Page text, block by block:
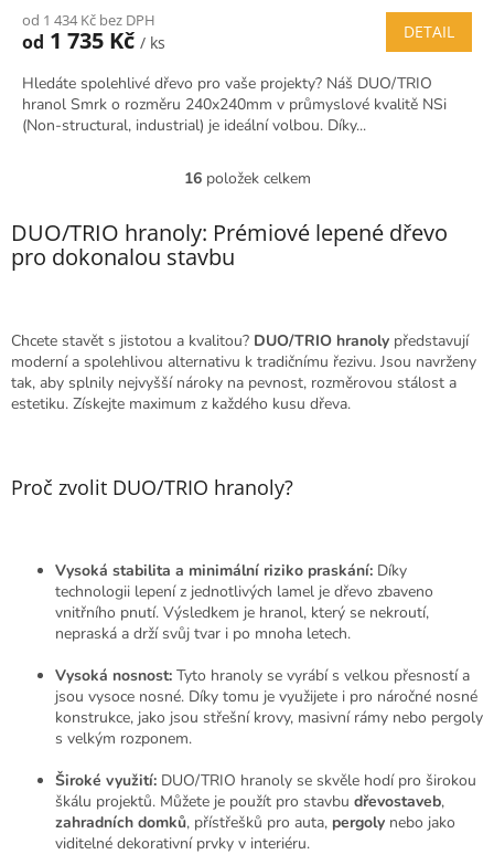
od 1 434 Kč bez DPH
od 1 735 Kč / ks
DETAIL
Hledáte spolehlivé dřevo pro vaše projekty? Náš DUO/TRIO
hranol Smrk o rozměru 240x240mm v průmyslové kvalitě NSi
(Non-structural, industrial) je ideální volbou. Díky...
O
l
í
p
r
v
ý
p
u
16položek celkem
DUO/TRIO hranoly: Prémiové lepené dřevo
pro dokonalou stavbu
Chcete stavět s jistotou a kvalitou? DUO/TRIO hranoly představují
moderní a spolehlivou alternativu k tradičnímu řezivu. Jsou navrženy
tak, aby splnily nejvyšší nároky na pevnost, rozměrovou stálost a
estetiku. Získejte maximum z každého kusu dřeva.
Proč zvolit DUO/TRIO hranoly?
Vysoká stabilita a minimální riziko praskání: Díky
technologii lepení z jednotlivých lamel je dřevo zbaveno
vnitřního pnutí. Výsledkem je hranol, který se nekroutí,
nepraská a drží svůj tvar i po mnoha letech.
Vysoká nosnost: Tyto hranoly se vyrábí s velkou přesností a
jsou vysoce nosné. Díky tomu je využijete i pro náročné nosné
konstrukce, jako jsou střešní krovy, masivní rámy nebo pergoly
s velkým rozponem.
Široké využití: DUO/TRIO hranoly se skvěle hodí pro širokou
škálu projektů. Můžete je použít pro stavbu dřevostaveb,
zahradních domků, přístřešků pro auta, pergoly nebo jako
viditelné dekorativní prvky v interiéru.